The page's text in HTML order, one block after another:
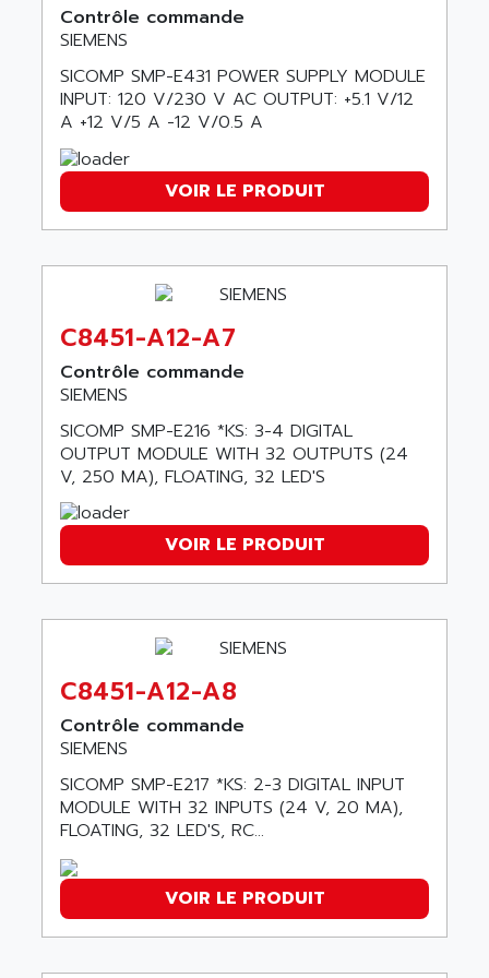
NUM 760
NUM 750/760
NUM750
NUM750 / NUM760
NUM 750
ULTRA SERIES
IPC
CQM1
R88
RECTIVAR 4
ALTIVAR 16
ALTIVAR 66
MICROMASTER
SQUARE D
ADVANTYS
VT5000
VT3000
VT
VSPA1
FERROMATIK PMC 1000
CNC ALPHA
ADVANCED ENERGY
ADVANCED MICRO DEVICES
ADVANCED MOTION CONTROLS
ADVANCED POWER TECHNOLOGY
ADVANTEC
ADVANTECH
ADVANTYS FTM
ADWIN
AE&T
AEC
AECO
AEE
AEEON
AEES
AEG
AEG MODICON
AEL CRYSTALS
AEM
AERMEC
AERO - SHARP
AEROBAR
AEROSEC INDUSTRIE
AEROTECH
AES
AFAG
Contrôle commande
SIEMENS
SICOMP SMP-E431 POWER SUPPLY MODULE
INPUT: 120 V/230 V AC OUTPUT: +5.1 V/12
A +12 V/5 A -12 V/0.5 A
VOIR LE PRODUIT
C8451-A12-A7
Contrôle commande
SIEMENS
SICOMP SMP-E216 *KS: 3-4 DIGITAL
OUTPUT MODULE WITH 32 OUTPUTS (24
V, 250 MA), FLOATING, 32 LED'S
VOIR LE PRODUIT
C8451-A12-A8
Contrôle commande
SIEMENS
SICOMP SMP-E217 *KS: 2-3 DIGITAL INPUT
MODULE WITH 32 INPUTS (24 V, 20 MA),
FLOATING, 32 LED'S, RC...
VOIR LE PRODUIT